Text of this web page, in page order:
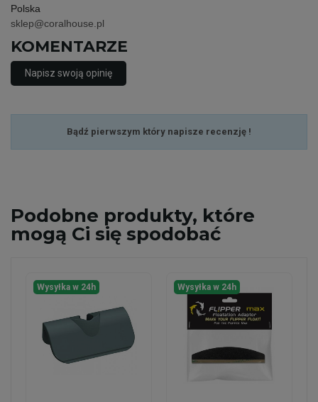
Polska
sklep@coralhouse.pl
KOMENTARZE
Napisz swoją opinię
Bądź pierwszym który napisze recenzję !
Podobne produkty, które
mogą Ci się spodobać
Wysyłka w 24h Wysyłka w 24h